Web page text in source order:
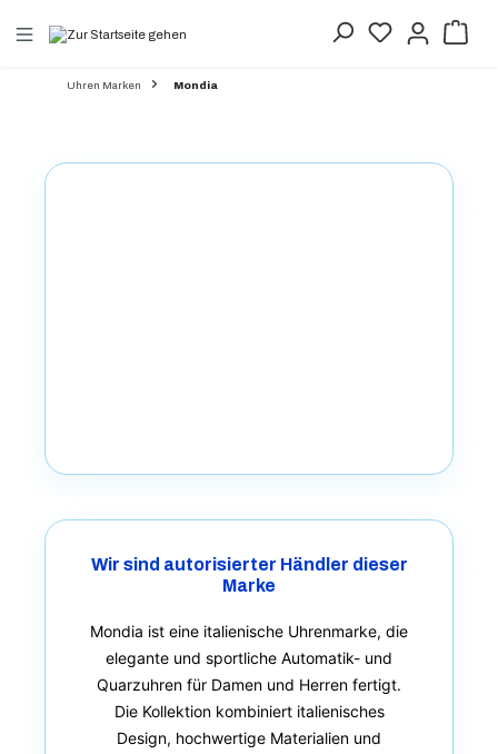
Uhren Marken Mondia
Wir sind autorisierter Händler dieser
Marke
Mondia ist eine italienische Uhrenmarke, die
elegante und sportliche Automatik- und
Quarzuhren für Damen und Herren fertigt.
Die Kollektion kombiniert italienisches
Design, hochwertige Materialien und